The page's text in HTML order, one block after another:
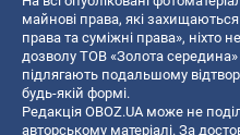
майнові права, які
права та суміжні права», ніхто
дозволу ТОВ «Золота середина»
підлягають подальшому
будь-якій формі.
Редакція OBOZ.UA може не
авторському матеріалі. За